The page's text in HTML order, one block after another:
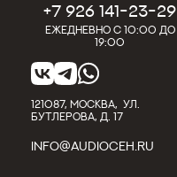
+7 926 141-23-29
Ежедневно с 10:00 до
19:00
121087, МОСКВА, УЛ.
БУТЛЕРОВА, Д. 17
INFO@AUDIOCEH.RU